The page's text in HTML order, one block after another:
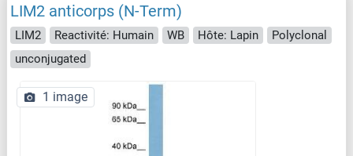
LIM2 anticorps (N-Term)
LIM2 Reactivité: Humain WB Hôte: Lapin
Polyclonal
unconjugated
1 image